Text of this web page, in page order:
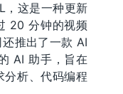
，这是一种更新
20 分钟的视频
推出了一款 AI
AI 助手，旨在
分析、代码编程